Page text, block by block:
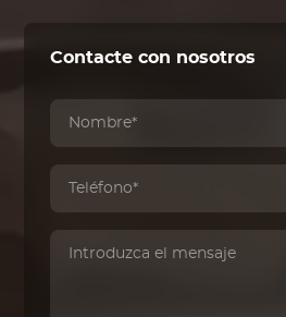
Contacte con nosotros